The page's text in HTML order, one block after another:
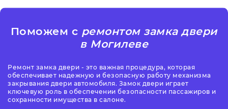
Поможем с ремонтом замка двери
в Могилеве
Ремонт замка двери - это важная процедура, которая
обеспечивает надежную и безопасную работу механизма
закрывания двери автомобиля. Замок двери играет
ключевую роль в обеспечении безопасности пассажиров и
сохранности имущества в салоне.